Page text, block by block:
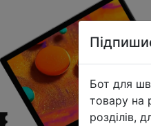
Бот для
товару на
розділів,